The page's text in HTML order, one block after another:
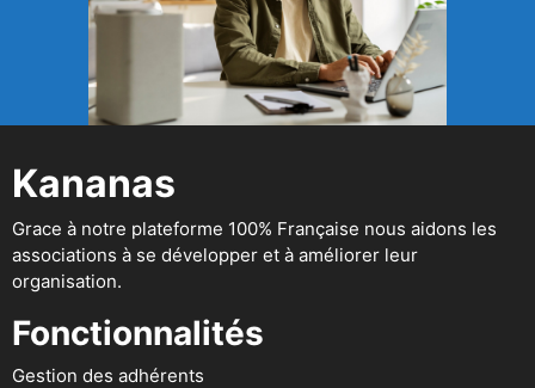
Kananas
Grace à notre plateforme 100% Française nous aidons les
associations à se développer et à améliorer leur
organisation.
Fonctionnalités
Gestion des adhérents